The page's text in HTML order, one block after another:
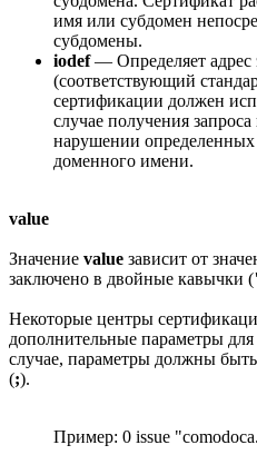
имя или субдомен
субдомены.
iodef— Определяет адрес
(соответствующий
сертификации должен
случае получения
нарушении
доменного имени.
value
Значение value зависит от
заключено в двойные кавычки (
Некоторые центры
дополнительные параметры для
случае, параметры должны
(;).
Пример: 0 issue